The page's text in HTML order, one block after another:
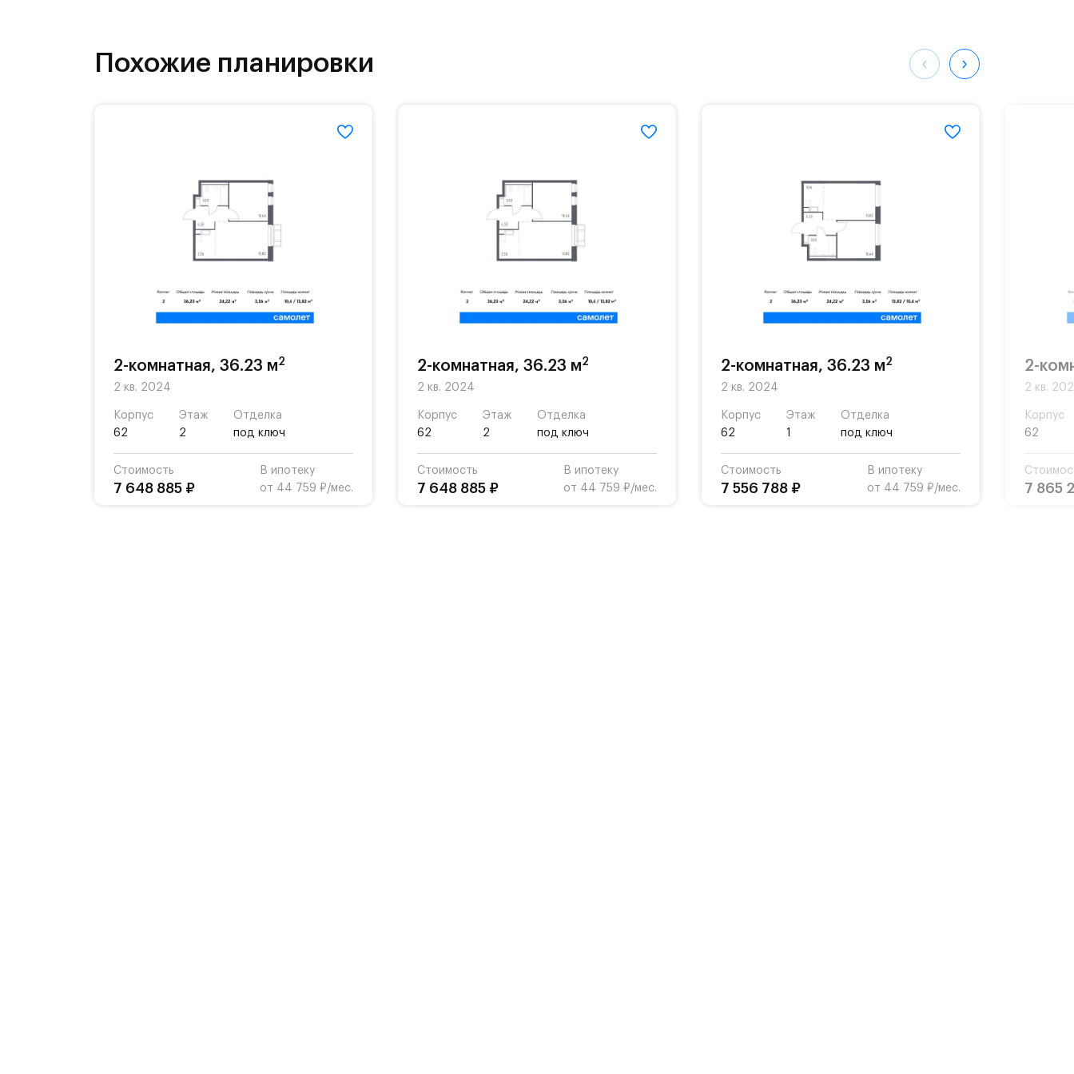
На территории квартала возведут детский сад и школу. Также для наиболее одарённых
Для автомобилистов — закрытые озеленённые парковки.
Похожие планировки
2-комнатная, 36.23 м2
2 кв. 2024
Корпус
62
Этаж
2
Отделка
под ключ
Стоимость
7 648 885 ₽
В ипотеку
от 44 759 ₽/мес.
2-комнатная, 36.23 м2
2 кв. 2024
Корпус
62
Этаж
2
Отделка
под ключ
Стоимость
7 648 885 ₽
В ипотеку
от 44 759 ₽/мес.
2-комнатная, 36.23 м2
2 кв. 2024
Корпус
62
Этаж
1
Отделка
под ключ
Стоимость
7 556 788 ₽
В ипотеку
от 44 759 ₽/мес.
2-
2 кв.
Корпус
62
7 865